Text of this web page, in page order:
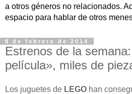
a otros géneros no relacionados.
espacio para hablar de otros
8 de febrero de 2014
Estrenos de la
película», miles de
Los juguetes de LEGO han